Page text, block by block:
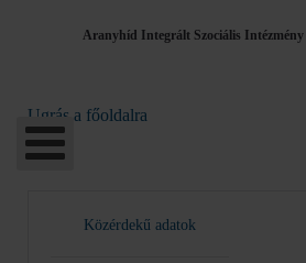
Aranyhíd Integrált Szociális Intézmény
Ugrás a főoldalra
Közérdekű adatok